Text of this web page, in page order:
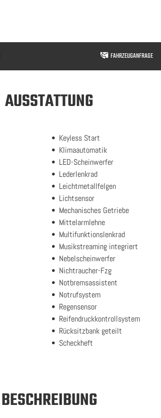
FAHRZEUGANFRAGE
AUSSTATTUNG
Keyless Start
Klimaautomatik
LED-Scheinwerfer
Lederlenkrad
Leichtmetallfelgen
Lichtsensor
Mechanisches Getriebe
Mittelarmlehne
Multifunktionslenkrad
Musikstreaming integriert
Nebelscheinwerfer
Nichtraucher-Fzg
Notbremsassistent
Notrufsystem
Regensensor
Reifendruckkontrollsystem
Rücksitzbank geteilt
Scheckheft
BESCHREIBUNG